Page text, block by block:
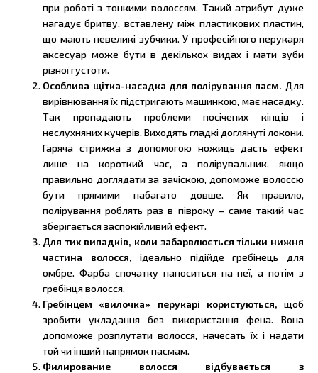
при роботі з тонкими волоссям. Такий атрибут дуже
нагадує бритву, вставлену між пластикових пластин,
що мають невеликі зубчики. У професійного перукаря
аксесуар може бути в декількох видах і мати зуби
різної густоти.
Особлива щітка-насадка для полірування пасм. Для
вирівнювання їх підстригають машинкою, має насадку.
Так пропадають проблеми посічених кінців і
неслухняних кучерів. Виходять гладкі доглянуті локони.
Гаряча стрижка з допомогою ножиць дасть ефект
лише на короткий час, а полірувальник, якщо
правильно доглядати за зачіскою, допоможе волоссю
бути прямими набагато довше. Як правило,
полірування роблять раз в півроку – саме такий час
зберігається заспокійливий ефект.
Для тих випадків, коли забарвлюється тільки нижня
частина волосся,ідеально підійде гребінець для
омбре. Фарба спочатку наноситься на неї, а потім з
гребінця волосся.
Гребінцем «вилочка» перукарі користуються, щоб
зробити укладання без використання фена. Вона
допоможе розплутати волосся, начесать їх і надати
той чи інший напрямок пасмам.
Филирование волосся відбувається з